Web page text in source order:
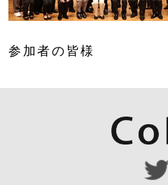
参加者の皆様